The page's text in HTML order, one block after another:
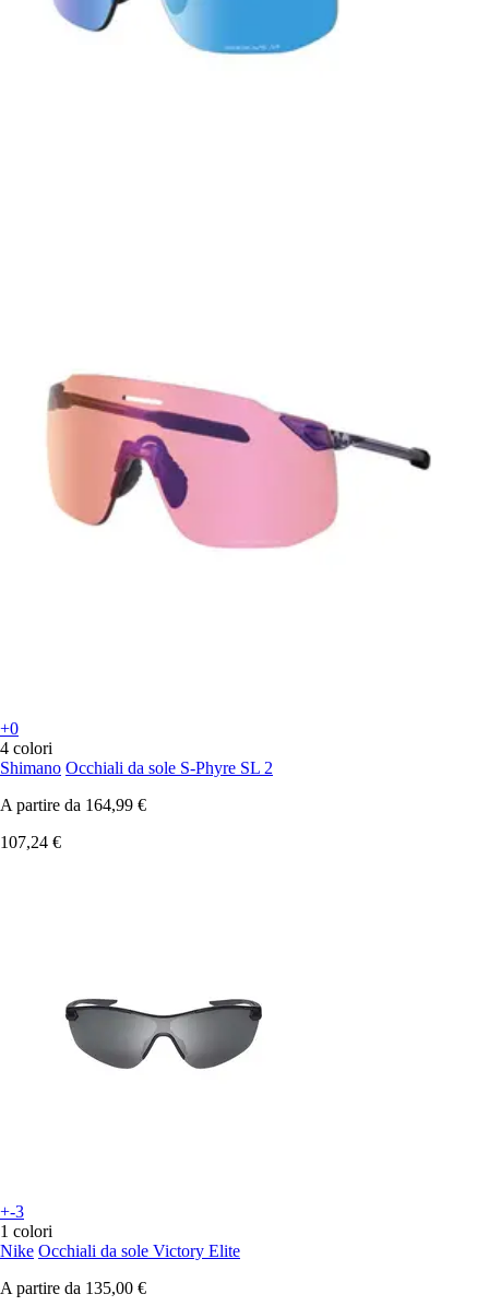
+0
4 colori
Shimano Occhiali da sole S-Phyre SL 2
A partire da 164,99 €
107,24 €
+-3
1 colori
Nike Occhiali da sole Victory Elite
A partire da 135,00 €